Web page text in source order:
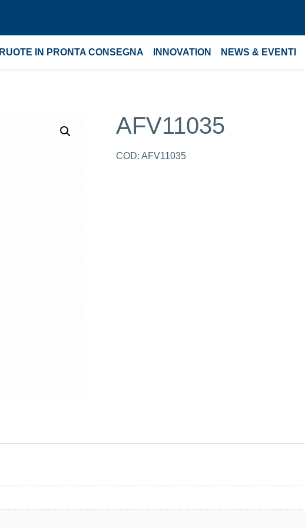
RUOTE IN PRONTA CONSEGNA INNOVATION NEWS & EVENTI
AFV11035
COD:AFV11035